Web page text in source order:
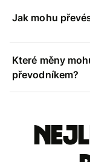
Jak mohu
Které měny
převodníkem?